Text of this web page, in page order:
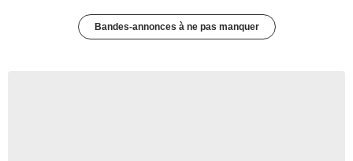
Bandes-annonces à ne pas manquer